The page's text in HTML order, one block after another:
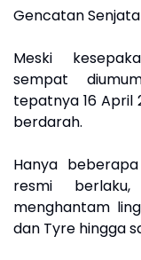
Gencatan
Meski
sempat
tepatnya 16 April
berdarah.
Hanya
resmi
menghantam
dan Tyre hingga